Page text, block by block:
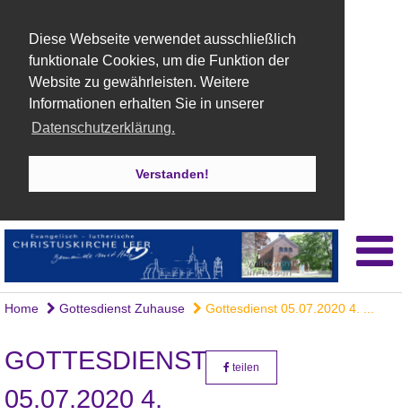
Diese Webseite verwendet ausschließlich
funktionale Cookies, um die Funktion der
Website zu gewährleisten. Weitere
Informationen erhalten Sie in unserer
Datenschutzerklärung.
Verstanden!
Home Gottesdienst Zuhause Gottesdienst 05.07.2020 4. ...
GOTTESDIENST
05.07.2020 4.
teilen